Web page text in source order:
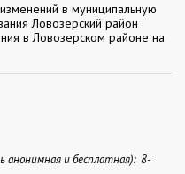
в муниципальную
Ловозерский район
в Ловозерском районе на
и бесплатная): 8-